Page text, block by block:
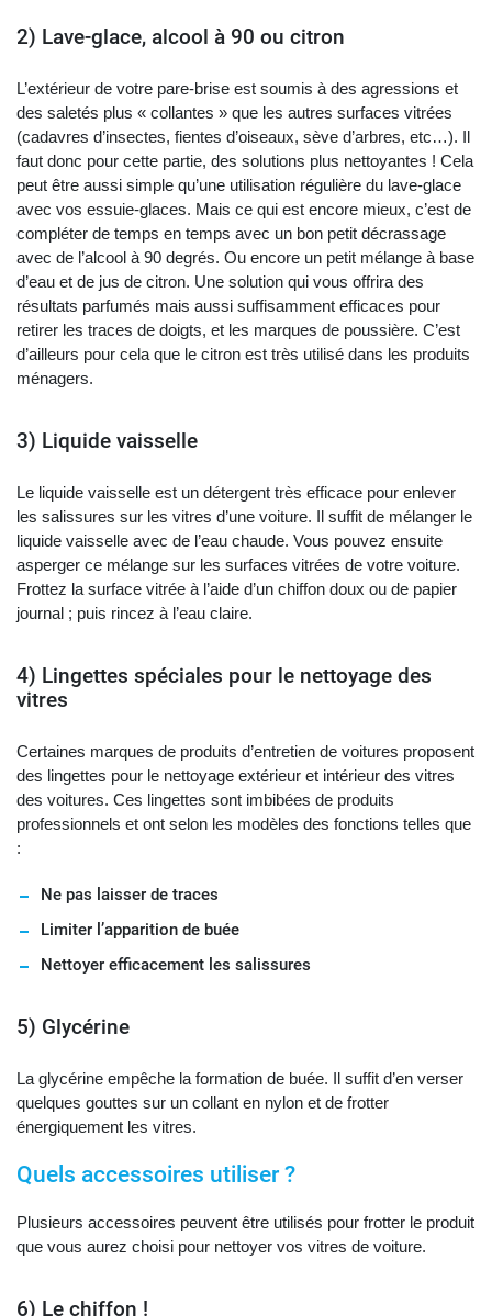
2) Lave-glace, alcool à 90 ou citron
L’extérieur de votre pare-brise est soumis à des agressions et
des saletés plus « collantes » que les autres surfaces vitrées
(cadavres d’insectes, fientes d’oiseaux, sève d’arbres, etc…). Il
faut donc pour cette partie, des solutions plus nettoyantes ! Cela
peut être aussi simple qu’une utilisation régulière du lave-glace
avec vos essuie-glaces. Mais ce qui est encore mieux, c’est de
compléter de temps en temps avec un bon petit décrassage
avec de l’alcool à 90 degrés. Ou encore un petit mélange à base
d’eau et de jus de citron. Une solution qui vous offrira des
résultats parfumés mais aussi suffisamment efficaces pour
retirer les traces de doigts, et les marques de poussière. C’est
d’ailleurs pour cela que le citron est très utilisé dans les produits
ménagers.
3) Liquide vaisselle
Le liquide vaisselle est un détergent très efficace pour enlever
les salissures sur les vitres d’une voiture. Il suffit de mélanger le
liquide vaisselle avec de l’eau chaude. Vous pouvez ensuite
asperger ce mélange sur les surfaces vitrées de votre voiture.
Frottez la surface vitrée à l’aide d’un chiffon doux ou de papier
journal ; puis rincez à l’eau claire.
4) Lingettes spéciales pour le nettoyage des
vitres
Certaines marques de produits d’entretien de voitures proposent
des lingettes pour le nettoyage extérieur et intérieur des vitres
des voitures. Ces lingettes sont imbibées de produits
professionnels et ont selon les modèles des fonctions telles que
:
Ne pas laisser de traces
Limiter l’apparition de buée
Nettoyer efficacement les salissures
5) Glycérine
La glycérine empêche la formation de buée. Il suffit d’en verser
quelques gouttes sur un collant en nylon et de frotter
énergiquement les vitres.
Quels accessoires utiliser ?
Plusieurs accessoires peuvent être utilisés pour frotter le produit
que vous aurez choisi pour nettoyer vos vitres de voiture.
6) Le chiffon !